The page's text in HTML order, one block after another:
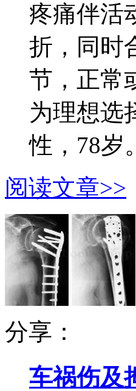
疼痛伴活
折，同时
节，正常
为理想选
性，78岁
阅读文章>>
分享：
车祸伤及